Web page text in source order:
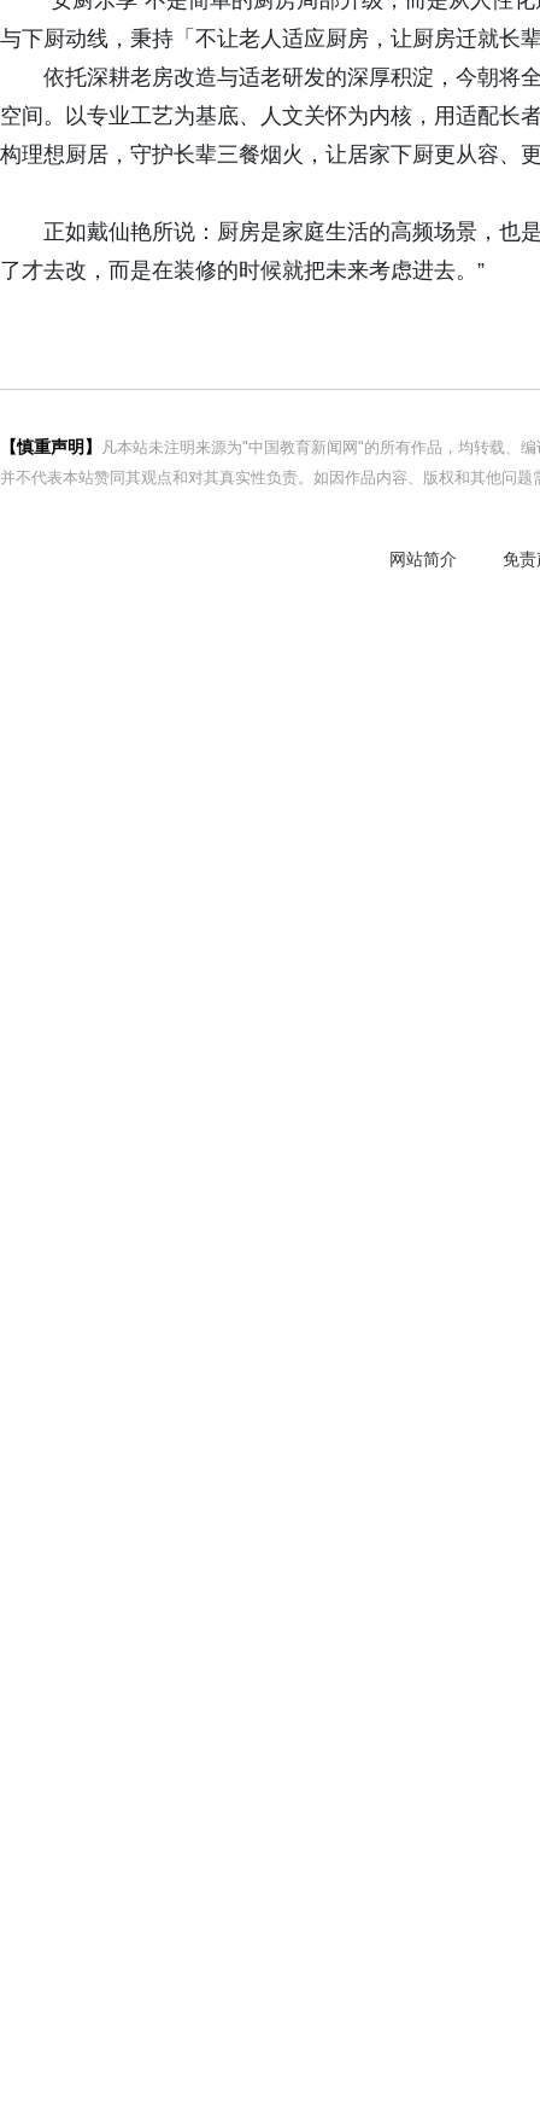
与下厨动线，秉持「不让老人适应厨房，让厨房迁就长
依托深耕老房改造与适老研发的深厚积淀，今朝将
空间。以专业工艺为基底、人文关怀为内核，用适配长
构理想厨居，守护长辈三餐烟火，让居家下厨更从容、
正如戴仙艳所说：厨房是家庭生活的高频场景，也
了才去改，而是在装修的时候就把未来考虑进去。”
【慎重声明】
凡本站未注明来源为"中国教育新闻网"的所有作品，均转载、
并不代表本站赞同其观点和对其真实性负责。如因作品内容、版权和其他问
网站简介 免责